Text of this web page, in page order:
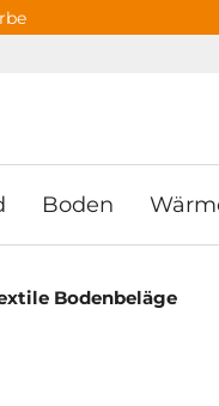
Boden
Bodenbeläge